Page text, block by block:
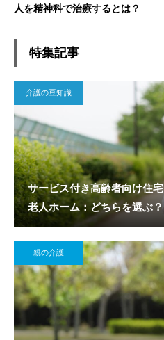
人を精神科で治療するとは？
特集記事
介護の豆知識
サービス付き高齢者向け住
老人ホーム：どちらを選ぶ？
親の介護